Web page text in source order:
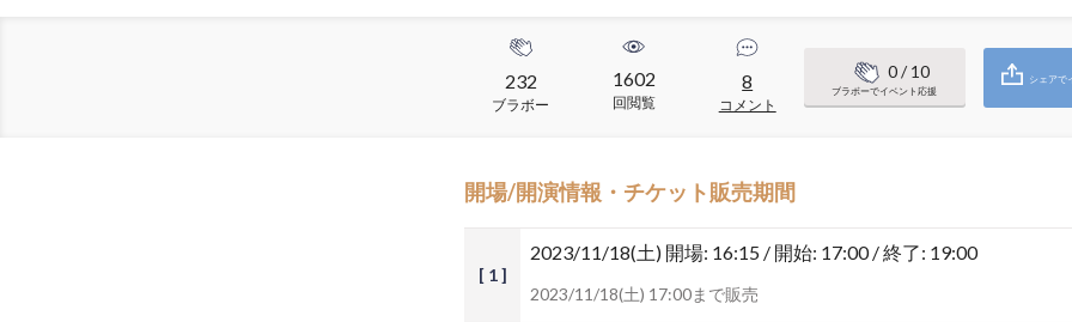
232
ブラボー
1602
回閲覧
8
コメント
0/ 10
ブラボーでイベント応援
シェアで
開場/開演情報・チケット販売期間
[ 1 ]
2023/11/18(土) 開場: 16:15 / 開始: 17:00 / 終了: 19:00
2023/11/18(土) 17:00まで販売